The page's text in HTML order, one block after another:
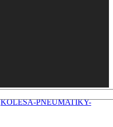
KOLESÁ-PNEUMATIKY-